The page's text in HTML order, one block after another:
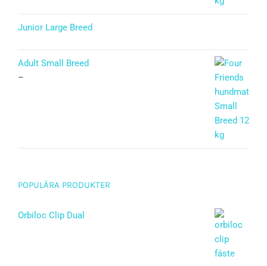
Junior Large Breed
5.00av 5
Adult Small Breed
–
POPULÄRA PRODUKTER
Orbiloc Clip Dual